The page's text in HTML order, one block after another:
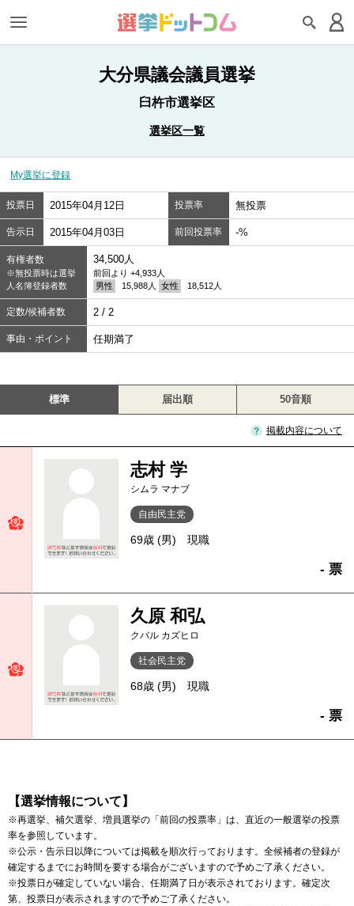
大分県議会議員選挙
臼杵市選挙区
選挙区一覧
My選挙に登録
投票日 2015年04月12日 投票率 無投票
告示日 2015年04月03日 前回投票率 -%
有権者数
※無投票時は選挙
人名簿登録者数
34,500人
前回より +4,933人
男性
15,988人 女性 18,512人
定数/候補者数 2 / 2
事由・ポイント 任期満了
標準 届出順 50音順
掲載内容について
志村 学
シムラ マナブ
自由民主党
69歳 (男) 現職
- 票
久原 和弘
クバル カズヒロ
社会民主党
68歳 (男) 現職
- 票
【選挙情報について】
※再選挙、補欠選挙、増員選挙の「前回の投票率」は、直近の一般選挙の投票
率を参照しています。
※公示・告示日以降については掲載を順次行っております。全候補者の登録が
確定するまでにお時間を要する場合がございますので予めご了承ください。
※投票日が確定していない場合、任期満了日が表示されております。確定次
第、投票日が表示されますので予めご了承ください。